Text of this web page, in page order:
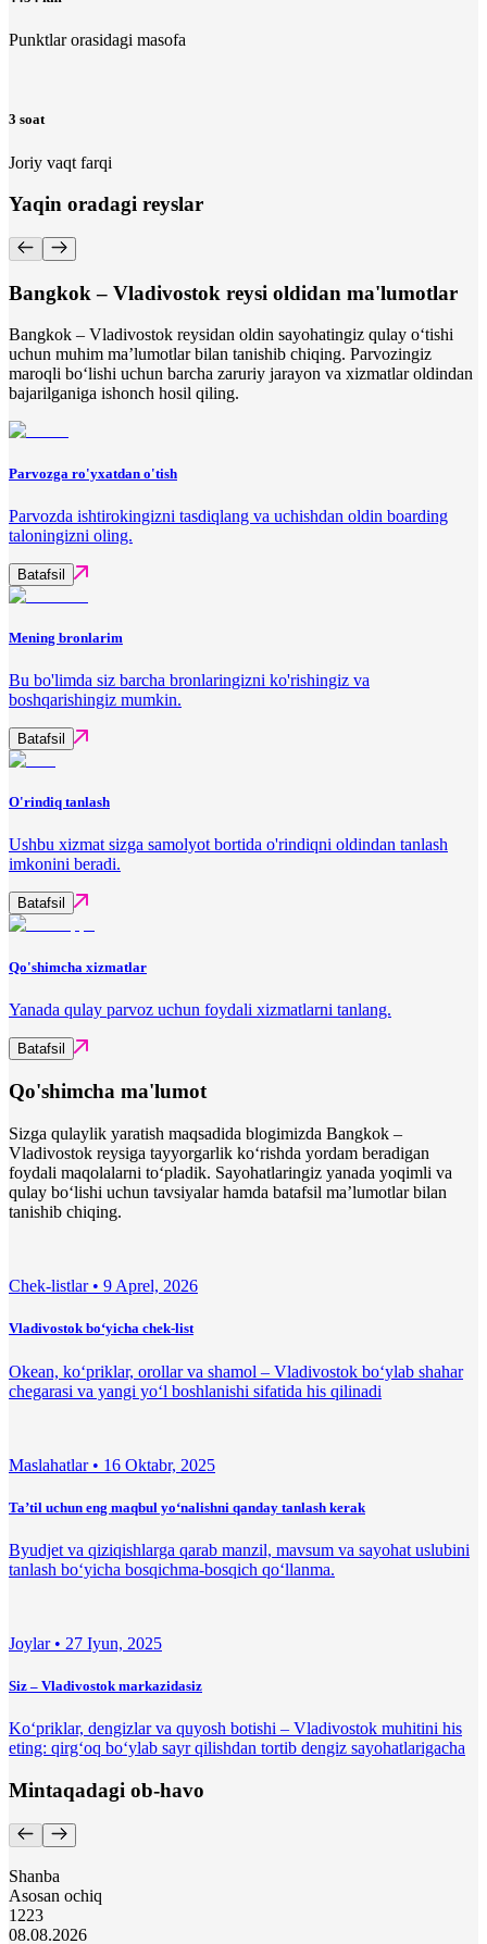
Punktlar orasidagi masofa
3 soat
Joriy vaqt farqi
Yaqin oradagi reyslar
Bangkok – Vladivostok reysi oldidan ma'lumotlar
Bangkok – Vladivostok reysidan oldin sayohatingiz qulay o‘tishi
uchun muhim ma’lumotlar bilan tanishib chiqing. Parvozingiz
maroqli bo‘lishi uchun barcha zaruriy jarayon va xizmatlar oldindan
bajarilganiga ishonch hosil qiling.
Parvozga ro'yxatdan o'tish
Parvozda ishtirokingizni tasdiqlang va uchishdan oldin boarding
taloningizni oling.
Batafsil
Mening bronlarim
Bu bo'limda siz barcha bronlaringizni ko'rishingiz va
boshqarishingiz mumkin.
Batafsil
O'rindiq tanlash
Ushbu xizmat sizga samolyot bortida o'rindiqni oldindan tanlash
imkonini beradi.
Batafsil
Qo'shimcha xizmatlar
Yanada qulay parvoz uchun foydali xizmatlarni tanlang.
Batafsil
Qo'shimcha ma'lumot
Sizga qulaylik yaratish maqsadida blogimizda Bangkok –
Vladivostok reysiga tayyorgarlik ko‘rishda yordam beradigan
foydali maqolalarni to‘pladik. Sayohatlaringiz yanada yoqimli va
qulay bo‘lishi uchun tavsiyalar hamda batafsil ma’lumotlar bilan
tanishib chiqing.
Chek-listlar • 9 Aprel, 2026
Vladivostok bo‘yicha chek-list
Okean, ko‘priklar, orollar va shamol – Vladivostok bo‘ylab shahar
chegarasi va yangi yo‘l boshlanishi sifatida his qilinadi
Maslahatlar • 16 Oktabr, 2025
Ta’til uchun eng maqbul yo‘nalishni qanday tanlash kerak
Byudjet va qiziqishlarga qarab manzil, mavsum va sayohat uslubini
tanlash bo‘yicha bosqichma-bosqich qo‘llanma.
Joylar • 27 Iyun, 2025
Siz – Vladivostok markazidasiz
Ko‘priklar, dengizlar va quyosh botishi – Vladivostok muhitini his
eting: qirg‘oq bo‘ylab sayr qilishdan tortib dengiz sayohatlarigacha
Mintaqadagi ob-havo
Shanba
Asosan ochiq
1223
08.08.2026